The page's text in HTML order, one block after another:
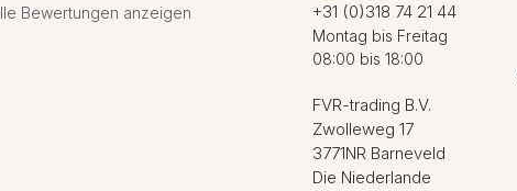
Bewertungen anzeigen
+31 (0)318 74 21 44
Montag bis Freitag
08:00 bis 18:00
FVR-trading B.V.
Zwolleweg 17
3771NR Barneveld
Die Niederlande